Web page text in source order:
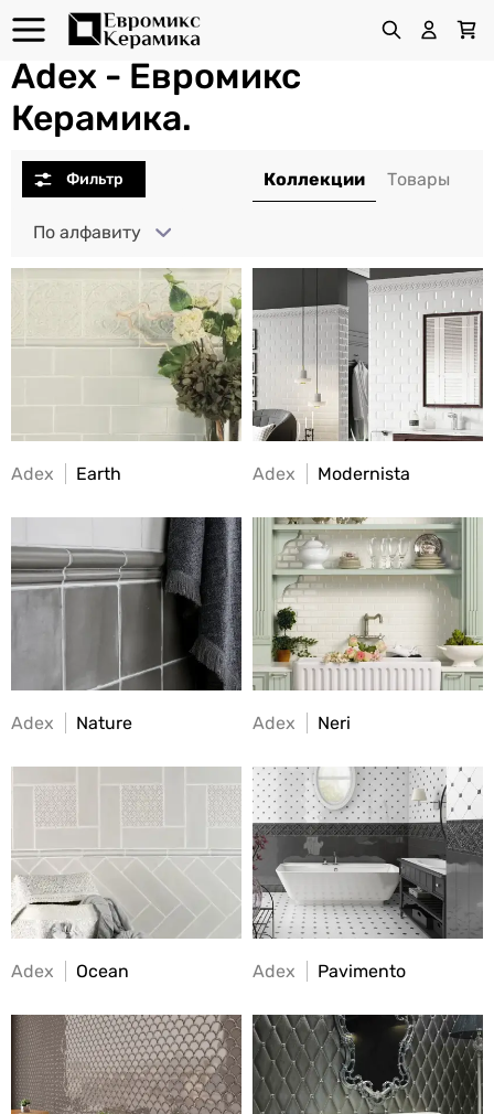
Adex - Евромикс
Керамика.
По алфавиту
Adex Earth Adex Modernista
Adex Nature Adex Neri
Adex Ocean Adex Pavimento